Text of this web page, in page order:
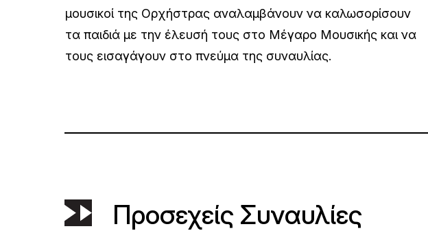
μουσικοί της Ορχήστρας αναλαμβάνουν να καλωσορίσουν
τα παιδιά με την έλευσή τους στο Μέγαρο Μουσικής και να
τους εισαγάγουν στο πνεύμα της συναυλίας.
Προσεχείς Συναυλίες